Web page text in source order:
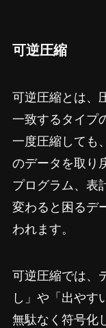
可逆圧縮
可逆圧縮とは、
一致するタイプ
一度圧縮しても
のデータを取り
プログラム、表
変わると困るデ
われます。
可逆圧縮では、
し」や「出やす
無駄なく符号化